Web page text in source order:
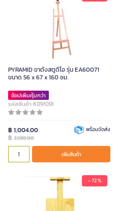
PYRAMID ขาตั้งสตูดิโอ รุ่น EA60071
ขนาด 56 x 67 x 160 ซม.
ช้อปเพิ่มคุ้มกว่า
รหัสสินค้า K091091
฿ 1,004.00
฿ 3,598.00
พร้อมจัดส่ง
เพิ่มสินค้า
- 72 %